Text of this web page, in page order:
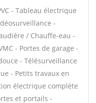
- Tableau électrique
-
/ Chauffe-eau -
- Portes de garage -
- Télésurveillance
- Petits travaux en
électrique complète
et portails -